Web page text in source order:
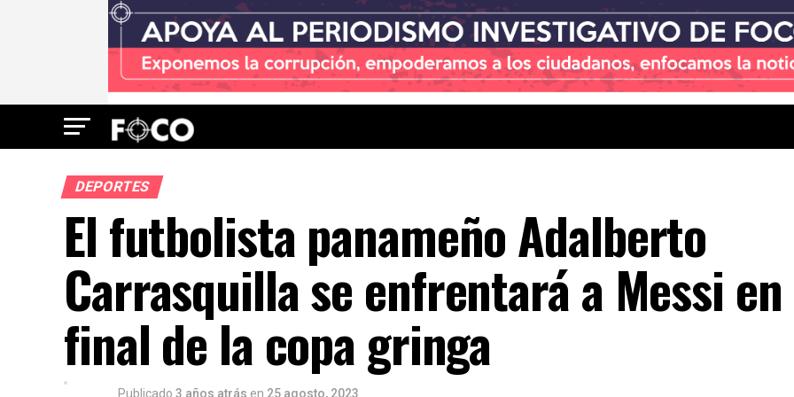
DEPORTES
El futbolista panameño Adalberto
Carrasquilla se enfrentará a Messi
final de la copa gringa
Publicado 3 años atrás en 25 agosto, 2023